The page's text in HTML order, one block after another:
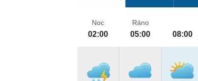
Noc
02:00
Ráno
05:00 08:00